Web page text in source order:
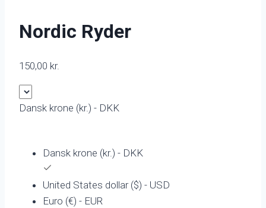
Nordic Ryder
150,00 kr.
Dansk krone (kr.) - DKK
Dansk krone (kr.) - DKK
United States dollar ($) - USD
Euro (€) - EUR